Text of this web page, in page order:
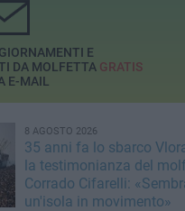
E
DA MOLFETTA GRATIS
E-MAIL
8 AGOSTO 2026
35 anni fa lo sbarco
la testimonianza del
Corrado Cifarelli:
un'isola in movimento»